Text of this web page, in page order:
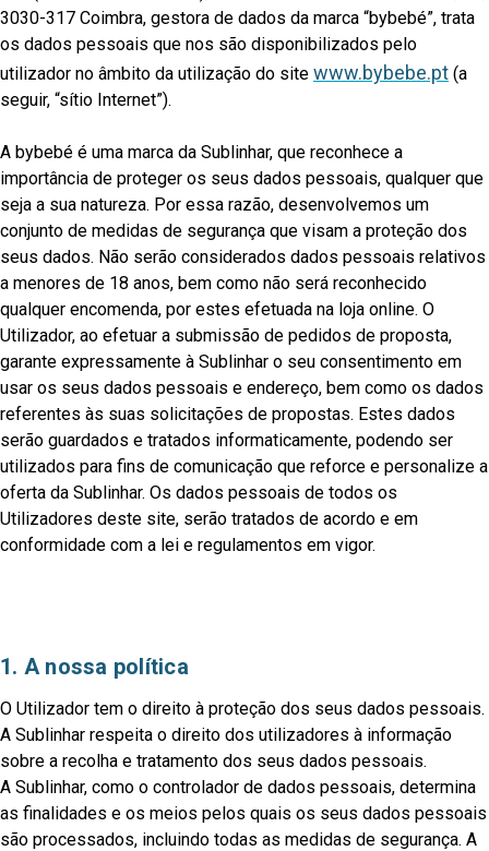
3030-317 Coimbra, gestora de dados da marca “bybebé”, trata
os dados pessoais que nos são disponibilizados pelo
utilizador no âmbito da utilização do site www.bybebe.pt (a
seguir, “sítio Internet”).
A bybebé é uma marca da Sublinhar, que reconhece a
importância de proteger os seus dados pessoais, qualquer que
seja a sua natureza. Por essa razão, desenvolvemos um
conjunto de medidas de segurança que visam a proteção dos
seus dados. Não serão considerados dados pessoais relativos
a menores de 18 anos, bem como não será reconhecido
qualquer encomenda, por estes efetuada na loja online. O
Utilizador, ao efetuar a submissão de pedidos de proposta,
garante expressamente à Sublinhar o seu consentimento em
usar os seus dados pessoais e endereço, bem como os dados
referentes às suas solicitações de propostas. Estes dados
serão guardados e tratados informaticamente, podendo ser
utilizados para fins de comunicação que reforce e personalize a
oferta da Sublinhar. Os dados pessoais de todos os
Utilizadores deste site, serão tratados de acordo e em
conformidade com a lei e regulamentos em vigor.
1. A nossa política
O Utilizador tem o direito à proteção dos seus dados pessoais.
A Sublinhar respeita o direito dos utilizadores à informação
sobre a recolha e tratamento dos seus dados pessoais.
A Sublinhar, como o controlador de dados pessoais, determina
as finalidades e os meios pelos quais os seus dados pessoais
são processados, incluindo todas as medidas de segurança. A